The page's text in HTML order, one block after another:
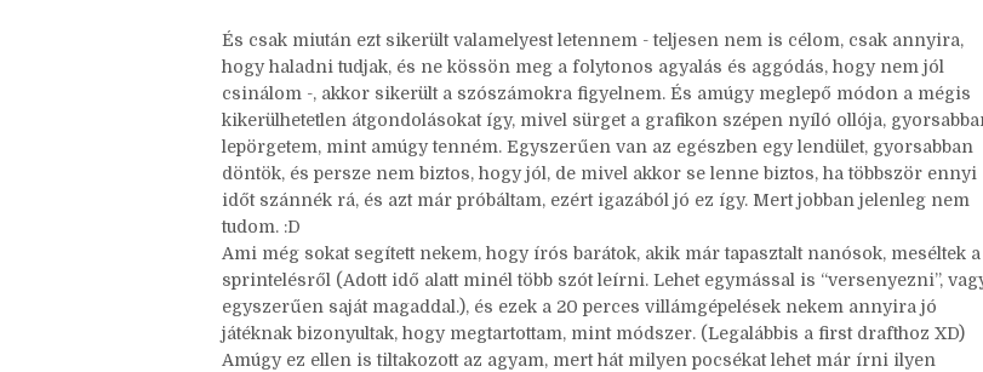
vonalzómat, amit amúgy se élvezek, és bevállalni, hogy igen, ilyen kevés tervezéssel
biztosan lesznek béna jelenetek, esetleg felesleges hurok valamelyik szálban.
És csak miután ezt sikerült valamelyest letennem - teljesen nem is célom, csak annyira,
hogy haladni tudjak, és ne kössön meg a folytonos agyalás és aggódás, hogy nem jól
csinálom -, akkor sikerült a szószámokra figyelnem. És amúgy meglepő módon a mégis
kikerülhetetlen átgondolásokat így, mivel sürget a grafikon szépen nyíló ollója, gyorsabban
lepörgetem, mint amúgy tenném. Egyszerűen van az egészben egy lendület, gyorsabban
döntök, és persze nem biztos, hogy jól, de mivel akkor se lenne biztos, ha többször ennyi
időt szánnék rá, és azt már próbáltam, ezért igazából jó ez így. Mert jobban jelenleg nem
tudom. :D
Ami még sokat segített nekem, hogy írós barátok, akik már tapasztalt nanósok, meséltek a
sprintelésről (Adott idő alatt minél több szót leírni. Lehet egymással is “versenyezni”, vagy